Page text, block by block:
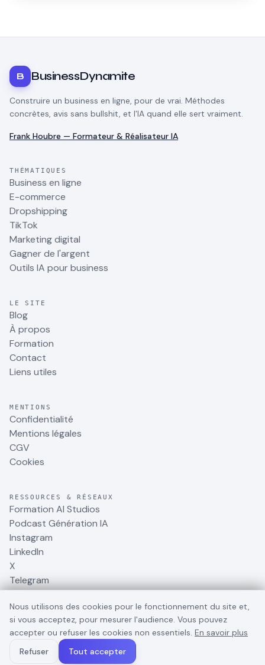
B BusinessDynamite
Construire un business en ligne, pour de vrai. Méthodes
concrètes, avis sans bullshit, et l'IA quand elle sert vraiment.
Frank Houbre — Formateur & Réalisateur IA
THÉMATIQUES
Business en ligne
E-commerce
Dropshipping
TikTok
Marketing digital
Gagner de l'argent
Outils IA pour business
LE SITE
Blog
À propos
Formation
Contact
Liens utiles
MENTIONS
Confidentialité
Mentions légales
CGV
Cookies
RESSOURCES & RÉSEAUX
Formation AI Studios
Podcast Génération IA
Instagram
LinkedIn
X
Telegram
©2026BusinessDynamite
Nous utilisons des cookies pour le fonctionnement du site et,
si vous acceptez, pour mesurer l'audience. Vous pouvez
accepter ou refuser les cookies non essentiels. En savoir plus
Refuser
Tout accepter